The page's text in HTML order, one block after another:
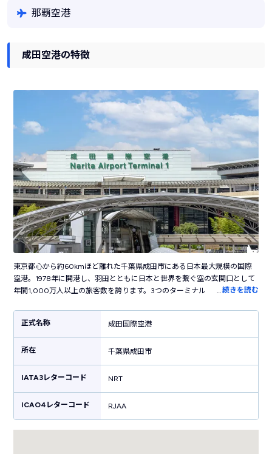
那覇空港
成田空港の特徴
東京都心から約60kmほど離れた千葉県成田市にある日本最大規模の国際
空港。1978年に開港し、羽田とともに日本と世界を繋ぐ空の玄関口として
年間1,000万人以上の旅客数を誇ります。3つのターミナルを持ち、第3タ
斎の日本画や現代アート、ステンドグラスなどさまざまなアート作品が展
示された、国際空港らしい洗練された雰囲気。お土産売り場では東京・千
葉だけでなく全国各地のお土産・グルメが揃います。空港敷地内にはカプ
セルホテルやシャワールームも併設しており高い快適性が魅力。都心を結
ぶ電車がターミナルに直結しているので都内へのアクセス・関東の観光に
便利です。
続きを読む
正式名称 成田国際空港
所在 千葉県成田市
IATA3レターコード NRT
ICAO4レターコード RJAA